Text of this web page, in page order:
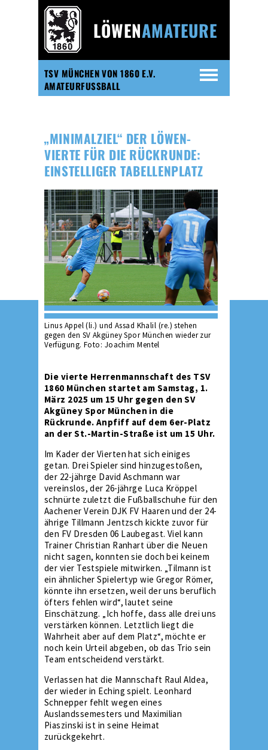
TSV MÜNCHEN VON 1860 E.V.
AMATEURFUSSBALL
LÖWENAMATEURE
„MINIMALZIEL“ DER LÖWEN-
VIERTE FÜR DIE RÜCKRUNDE:
EINSTELLIGER TABELLENPLATZ
Linus Appel (li.) und Assad Khalil (re.) stehen
gegen den SV Akgüney Spor München wieder zur
Verfügung. Foto: Joachim Mentel
Die vierte Herrenmannschaft des TSV
1860 München startet am Samstag, 1.
März 2025 um 15 Uhr gegen den SV
Akgüney Spor München in die
Rückrunde. Anpfiff auf dem 6er-Platz
an der St.-Martin-Straße ist um 15 Uhr.
Im Kader der Vierten hat sich einiges
getan. Drei Spieler sind hinzugestoßen,
der 22-jährge David Aschmann war
vereinslos, der 26-jährge Luca Kröppel
schnürte zuletzt die Fußballschuhe für den
Aachener Verein DJK FV Haaren und der 24-
ährige Tillmann Jentzsch kickte zuvor für
den FV Dresden 06 Laubegast. Viel kann
Trainer Christian Ranhart über die Neuen
nicht sagen, konnten sie doch bei keinem
der vier Testspiele mitwirken. „Tilmann ist
ein ähnlicher Spielertyp wie Gregor Römer,
könnte ihn ersetzen, weil der uns beruflich
öfters fehlen wird“, lautet seine
Einschätzung. „Ich hoffe, dass alle drei uns
verstärken können. Letztlich liegt die
Wahrheit aber auf dem Platz“, möchte er
noch kein Urteil abgeben, ob das Trio sein
Team entscheidend verstärkt.
Verlassen hat die Mannschaft Raul Aldea,
der wieder in Eching spielt. Leonhard
Schnepper fehlt wegen eines
Auslandssemesters und Maximilian
Piaszinski ist in seine Heimat
zurückgekehrt.